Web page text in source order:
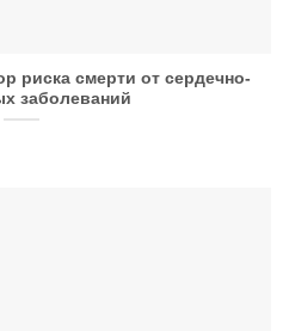
риска смерти от сердечно-
заболеваний